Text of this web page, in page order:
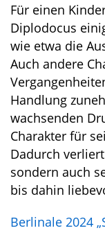
Für einen
Diplodocus
wie etwa die
Auch andere
Handlung
wachsenden
Charakter für
Dadurch
sondern auch
bis dahin
Berlinale 2024